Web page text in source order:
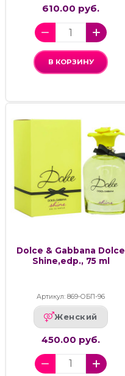
610.00 руб.
В КОРЗИНУ
Dolce & Gabbana Dolce
Shine,edp., 75 ml
Артикул: 869-ОБП-96
Женский
450.00 руб.